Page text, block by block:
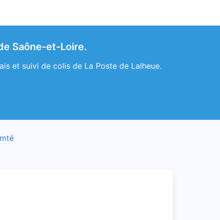
Saône-et-Loire.
et suivi de colis de La Poste de Lalheue.